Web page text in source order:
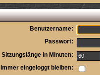
Benutzername:
Passwort:
Sitzungslänge in Minuten:
Immer eingeloggt bleiben: